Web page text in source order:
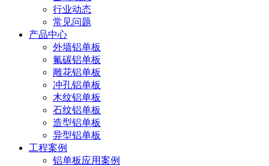
行业动态
常见问题
产品中心
外墙铝单板
氟碳铝单板
雕花铝单板
冲孔铝单板
木纹铝单板
石纹铝单板
造型铝单板
异型铝单板
工程案例
铝单板应用案例